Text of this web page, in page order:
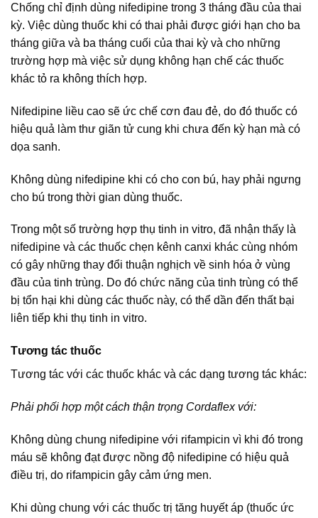
Chống chỉ định dùng nifedipine trong 3 tháng đầu của thai
kỳ. Việc dùng thuốc khi có thai phải được giới hạn cho ba
tháng giữa và ba tháng cuối của thai kỳ và cho những
trường hợp mà việc sử dụng không hạn chế các thuốc
khác tỏ ra không thích hợp.
Nifedipine liều cao sẽ ức chế cơn đau đẻ, do đó thuốc có
hiệu quả làm thư giãn tử cung khi chưa đến kỳ hạn mà có
dọa sanh.
Không dùng nifedipine khi có cho con bú, hay phải ngưng
cho bú trong thời gian dùng thuốc.
Trong một số trường hợp thụ tinh in vitro, đã nhận thấy là
nifedipine và các thuốc chẹn kênh canxi khác cùng nhóm
có gây những thay đổi thuận nghịch về sinh hóa ở vùng
đầu của tinh trùng. Do đó chức năng của tinh trùng có thể
bị tổn hại khi dùng các thuốc này, có thể dần đến thất bại
liên tiếp khi thụ tinh in vitro.
Tương tác thuốc
Tương tác với các thuốc khác và các dạng tương tác khác:
Phải phối hợp một cách thận trọng Cordaflex với:
Không dùng chung nifedipine với rifampicin vì khi đó trong
máu sẽ không đạt được nồng độ nifedipine có hiệu quả
điều trị, do rifampicin gây cảm ứng men.
Khi dùng chung với các thuốc trị tăng huyết áp (thuốc ức